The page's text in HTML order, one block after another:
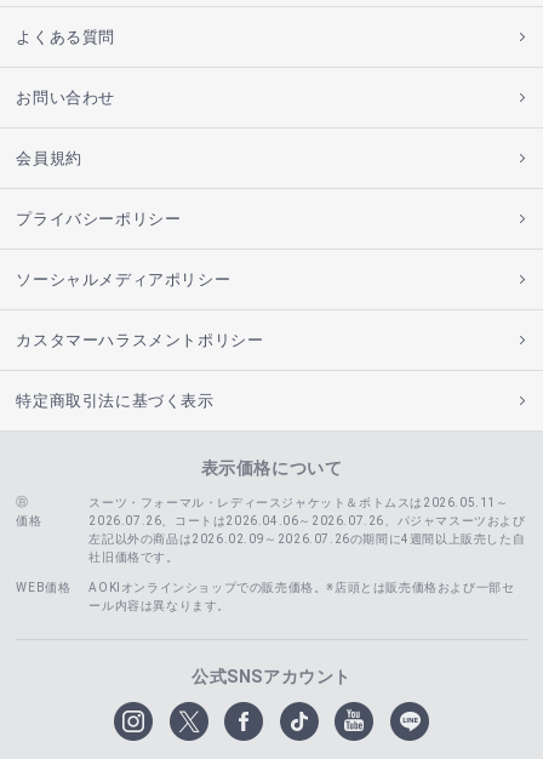
よくある質問
お問い合わせ
会員規約
プライバシーポリシー
ソーシャルメディアポリシー
カスタマーハラスメントポリシー
特定商取引法に基づく表示
表示価格について
価格
スーツ・フォーマル・レディースジャケット＆ボトムスは2026.05.11～
2026.07.26、コートは2026.04.06～2026.07.26、 パジャマスーツおよび
左記以外の商品は2026.02.09～2026.07.26の期間に4週間以上販売した自
社旧価格です。
WEB価格
AOKIオンラインショップでの販売価格。※店頭とは販売価格および一部セ
ール内容は異なります。
公式SNSアカウント